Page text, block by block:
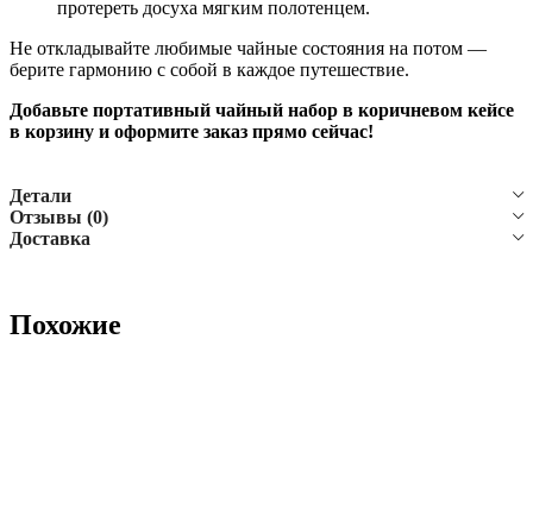
протереть досуха мягким полотенцем.
Не откладывайте любимые чайные состояния на потом —
берите гармонию с собой в каждое путешествие.
Добавьте портативный чайный набор в коричневом кейсе
в корзину и оформите заказ прямо сейчас!
Детали
Отзывы (0)
Доставка
Похожие